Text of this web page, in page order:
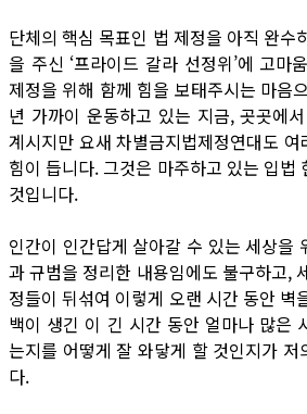
단체의 핵심 목표인 법 제정을 아직 완수
을 주신 ‘프라이드 갈라 선정위’에 고마
제정을 위해 함께 힘을 보태주시는 마음
년 가까이 운동하고 있는 지금, 곳곳에
계시지만 요새 차별금지법제정연대도
힘이 듭니다. 그것은 마주하고 있는 입법
것입니다.
인간이 인간답게 살아갈 수 있는 세상을
과 규범을 정리한 내용임에도 불구하고,
정들이 뒤섞여 이렇게 오랜 시간 동안 벽
백이 생긴 이 긴 시간 동안 얼마나 많은
는지를 어떻게 잘 와닿게 할 것인지가 저
다.